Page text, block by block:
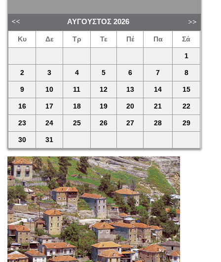
ΑΎΓΟΥΣΤΟΣ 2026
Κυ Δε Τρ Τε Πέ Πα Σά
1
2 3 4 5 6 7 8
9 10 11 12 13 14 15
16 17 18 19 20 21 22
23 24 25 26 27 28 29
30 31